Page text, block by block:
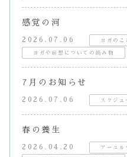
感覚の河
2026.07.06 ヨガのこ
ヨガや瞑想についての読み物
7月のお知らせ
2026.07.06 スケジュ
春の養生
2026.04.20 アーユル